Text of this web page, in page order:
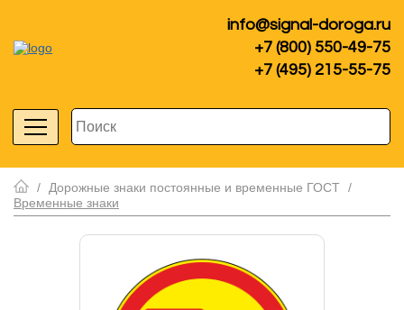
info@signal-doroga.ru
+7 (800) 550-49-75
+7 (495) 215-55-75
/ Дорожные знаки постоянные и временные ГОСТ /
Временные знаки